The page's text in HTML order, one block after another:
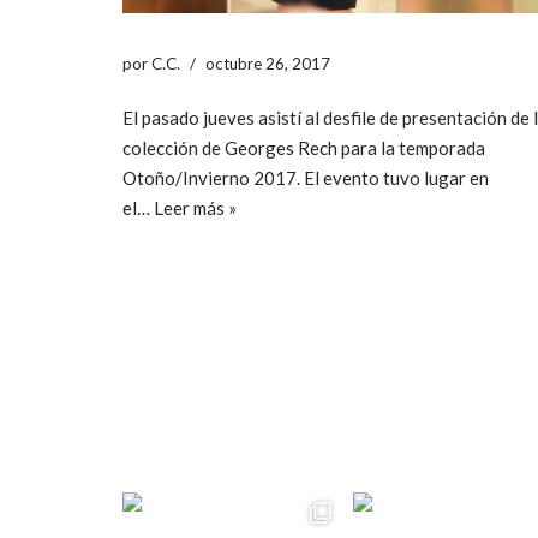
porC.C. octubre 26, 2017
El pasado jueves asistí al desfile de presentación de
colección de Georges Rech para la temporada
Otoño/Invierno 2017. El evento tuvo lugar en
el… Leer más »